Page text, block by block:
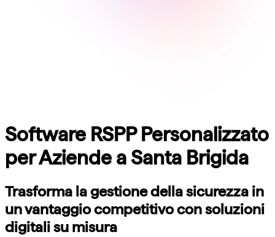
Software RSPP Personalizzato
per Aziende a Santa Brigida
Trasforma la gestione della sicurezza in
un vantaggio competitivo con soluzioni
digitali su misura